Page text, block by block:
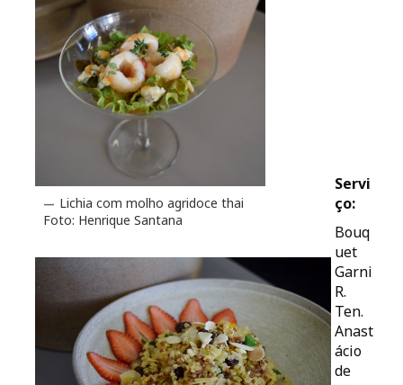
Lichia com molho agridoce thai
Foto: Henrique Santana
Servi
ço:
Bouq
uet
Garni
R.
Ten.
Anast
ácio
de